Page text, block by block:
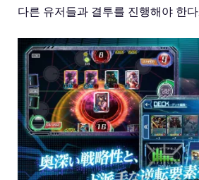
다른 유저들과 결투를 진행해야 한다.